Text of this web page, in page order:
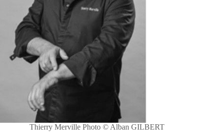
Thierry Merville Photo © Alban GILBERT